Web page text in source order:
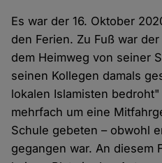
Es war der 16. Oktober
den Ferien. Zu Fuß war
dem Heimweg von seiner
seinen Kollegen damals
lokalen Islamisten
mehrfach um eine
Schule gebeten – obwohl
gegangen war. An diesem